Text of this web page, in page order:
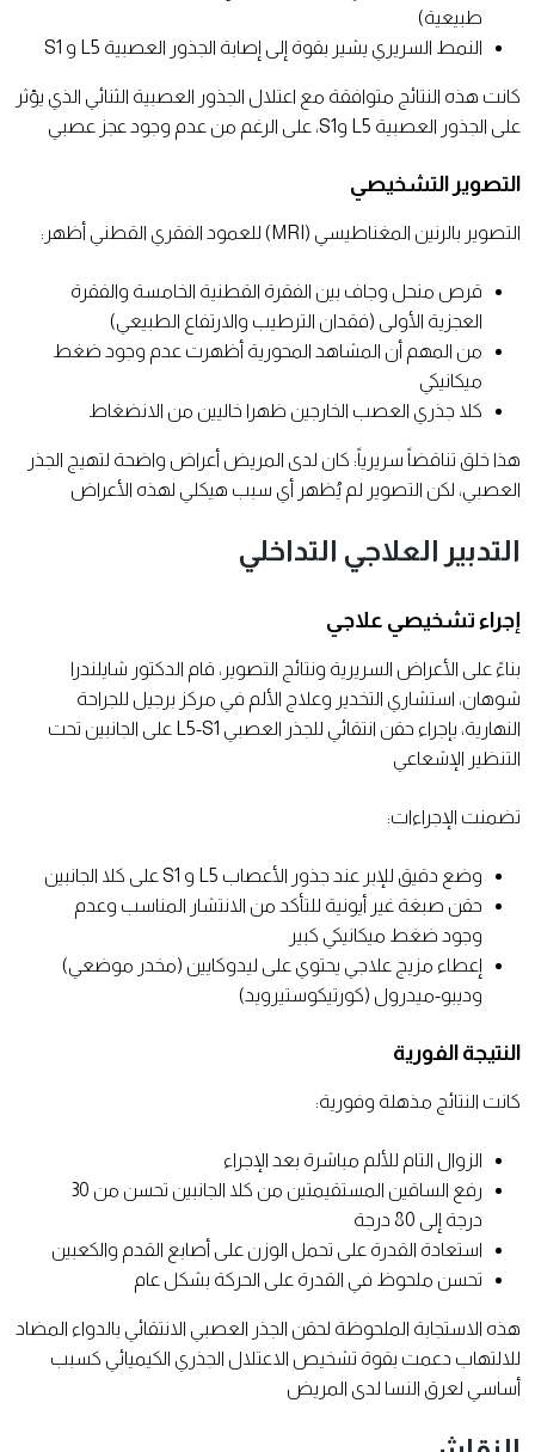
طبيعية)
النمط السريري يشير بقوة إلى إصابة الجذور العصبية L5 و S1
كانت هذه النتائج متوافقة مع اعتلال الجذور العصبية الثنائي الذي يؤثر
على الجذور العصبية L5 وS1، على الرغم من عدم وجود عجز عصبي
التصوير التشخيصي
التصوير بالرنين المغناطيسي (MRI) للعمود الفقري القطني أظهر:
قرص منحل وجاف بين الفقرة القطنية الخامسة والفقرة
العجزية الأولى (فقدان الترطيب والارتفاع الطبيعي)
من المهم أن المشاهد المحورية أظهرت عدم وجود ضغط
ميكانيكي
كلا جذري العصب الخارجين ظهرا خاليين من الانضغاط
هذا خلق تناقضاً سريرياً: كان لدى المريض أعراض واضحة لتهيج الجذر
العصبي، لكن التصوير لم يُظهر أي سبب هيكلي لهذه الأعراض
التدبير العلاجي التداخلي
إجراء تشخيصي علاجي
بناءً على الأعراض السريرية ونتائج التصوير، قام الدكتور شايلندرا
شوهان، استشاري التخدير وعلاج الألم في مركز برجيل للجراحة
النهارية، بإجراء حقن انتقائي للجذر العصبي L5-S1 على الجانبين تحت
التنظير الإشعاعي
تضمنت الإجراءات:
وضع دقيق للإبر عند جذور الأعصاب L5 و S1 على كلا الجانبين
حقن صبغة غير أيونية للتأكد من الانتشار المناسب وعدم
وجود ضغط ميكانيكي كبير
إعطاء مزيج علاجي يحتوي على ليدوكايين (مخدر موضعي)
وديبو-ميدرول (كورتيكوستيرويد)
النتيجة الفورية
كانت النتائج مذهلة وفورية:
الزوال التام للألم مباشرة بعد الإجراء
رفع الساقين المستقيمتين من كلا الجانبين تحسن من 30
درجة إلى 80 درجة
استعادة القدرة على تحمل الوزن على أصابع القدم والكعبين
تحسن ملحوظ في القدرة على الحركة بشكل عام
هذه الاستجابة الملحوظة لحقن الجذر العصبي الانتقائي بالدواء المضاد
للالتهاب دعمت بقوة تشخيص الاعتلال الجذري الكيميائي كسبب
أساسي لعرق النسا لدى المريض